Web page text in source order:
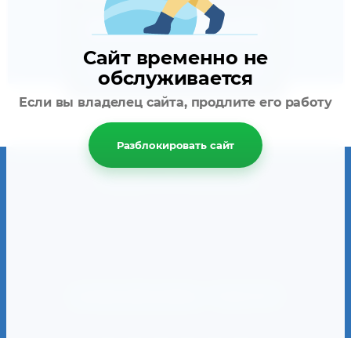
В корзину
Сайт временно не
обслуживается
Если вы владелец сайта, продлите его работу
Разблокировать сайт